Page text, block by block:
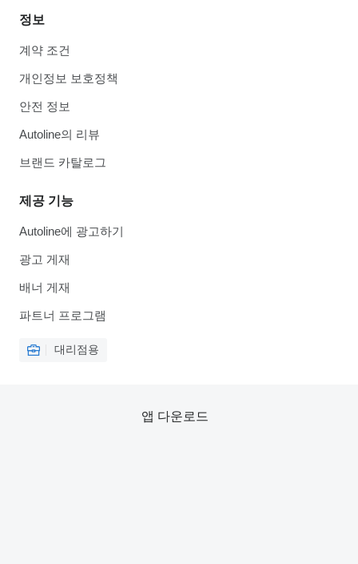
정보
계약 조건
개인정보 보호정책
안전 정보
Autoline의 리뷰
브랜드 카탈로그
제공 기능
Autoline에 광고하기
광고 게재
배너 게재
파트너 프로그램
대리점용
앱 다운로드